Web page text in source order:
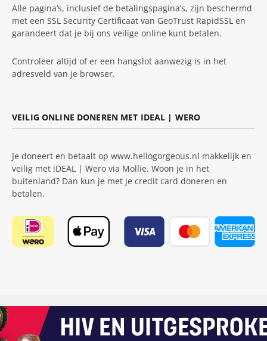
Alle pagina’s, inclusief de betalingspagina’s, zijn beschermd
met een SSL Security Certificaat van GeoTrust RapidSSL en
garandeert dat je bij ons veilige online kunt betalen.
Controleer altijd of er een hangslot aanwezig is in het
adresveld van je browser.
VEILIG ONLINE DONEREN MET IDEAL | WERO
Je doneert en betaalt op www.hellogorgeous.nl makkelijk en
veilig met iDEAL | Wero via Mollie. Woon je in het
buitenland? Dan kun je met je credit card doneren en
betalen.